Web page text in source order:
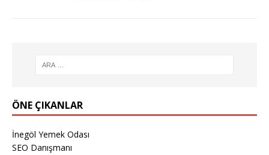
ÖNE ÇIKANLAR
İnegöl Yemek Odası
SEO Danışmanı